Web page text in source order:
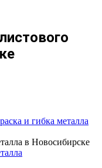
и гибка металла
в Новосибирске